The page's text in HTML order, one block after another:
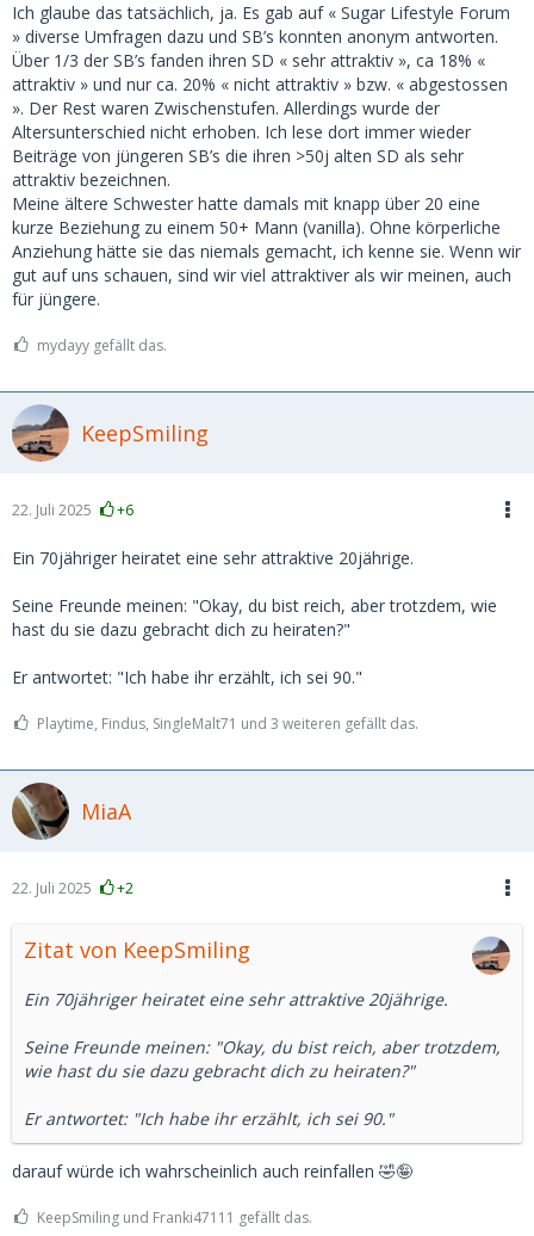
Ich glaube das tatsächlich, ja. Es gab auf « Sugar Lifestyle Forum
» diverse Umfragen dazu und SB’s konnten anonym antworten.
Über 1/3 der SB’s fanden ihren SD « sehr attraktiv », ca 18% «
attraktiv » und nur ca. 20% « nicht attraktiv » bzw. « abgestossen
». Der Rest waren Zwischenstufen. Allerdings wurde der
Altersunterschied nicht erhoben. Ich lese dort immer wieder
Beiträge von jüngeren SB’s die ihren >50j alten SD als sehr
attraktiv bezeichnen.
Meine ältere Schwester hatte damals mit knapp über 20 eine
kurze Beziehung zu einem 50+ Mann (vanilla). Ohne körperliche
Anziehung hätte sie das niemals gemacht, ich kenne sie. Wenn wir
gut auf uns schauen, sind wir viel attraktiver als wir meinen, auch
für jüngere.
mydayy gefällt das.
KeepSmiling
22. Juli 2025 +6
Ein 70jähriger heiratet eine sehr attraktive 20jährige.
Seine Freunde meinen: "Okay, du bist reich, aber trotzdem, wie
hast du sie dazu gebracht dich zu heiraten?"
Er antwortet: "Ich habe ihr erzählt, ich sei 90."
Playtime, Findus, SingleMalt71 und 3 weiteren gefällt das.
MiaA
22. Juli 2025 +2
Zitat von KeepSmiling
Ein 70jähriger heiratet eine sehr attraktive 20jährige.
Seine Freunde meinen: "Okay, du bist reich, aber trotzdem,
wie hast du sie dazu gebracht dich zu heiraten?"
Er antwortet: "Ich habe ihr erzählt, ich sei 90."
darauf würde ich wahrscheinlich auch reinfallen 🤣🤪
KeepSmiling und Franki47111 gefällt das.